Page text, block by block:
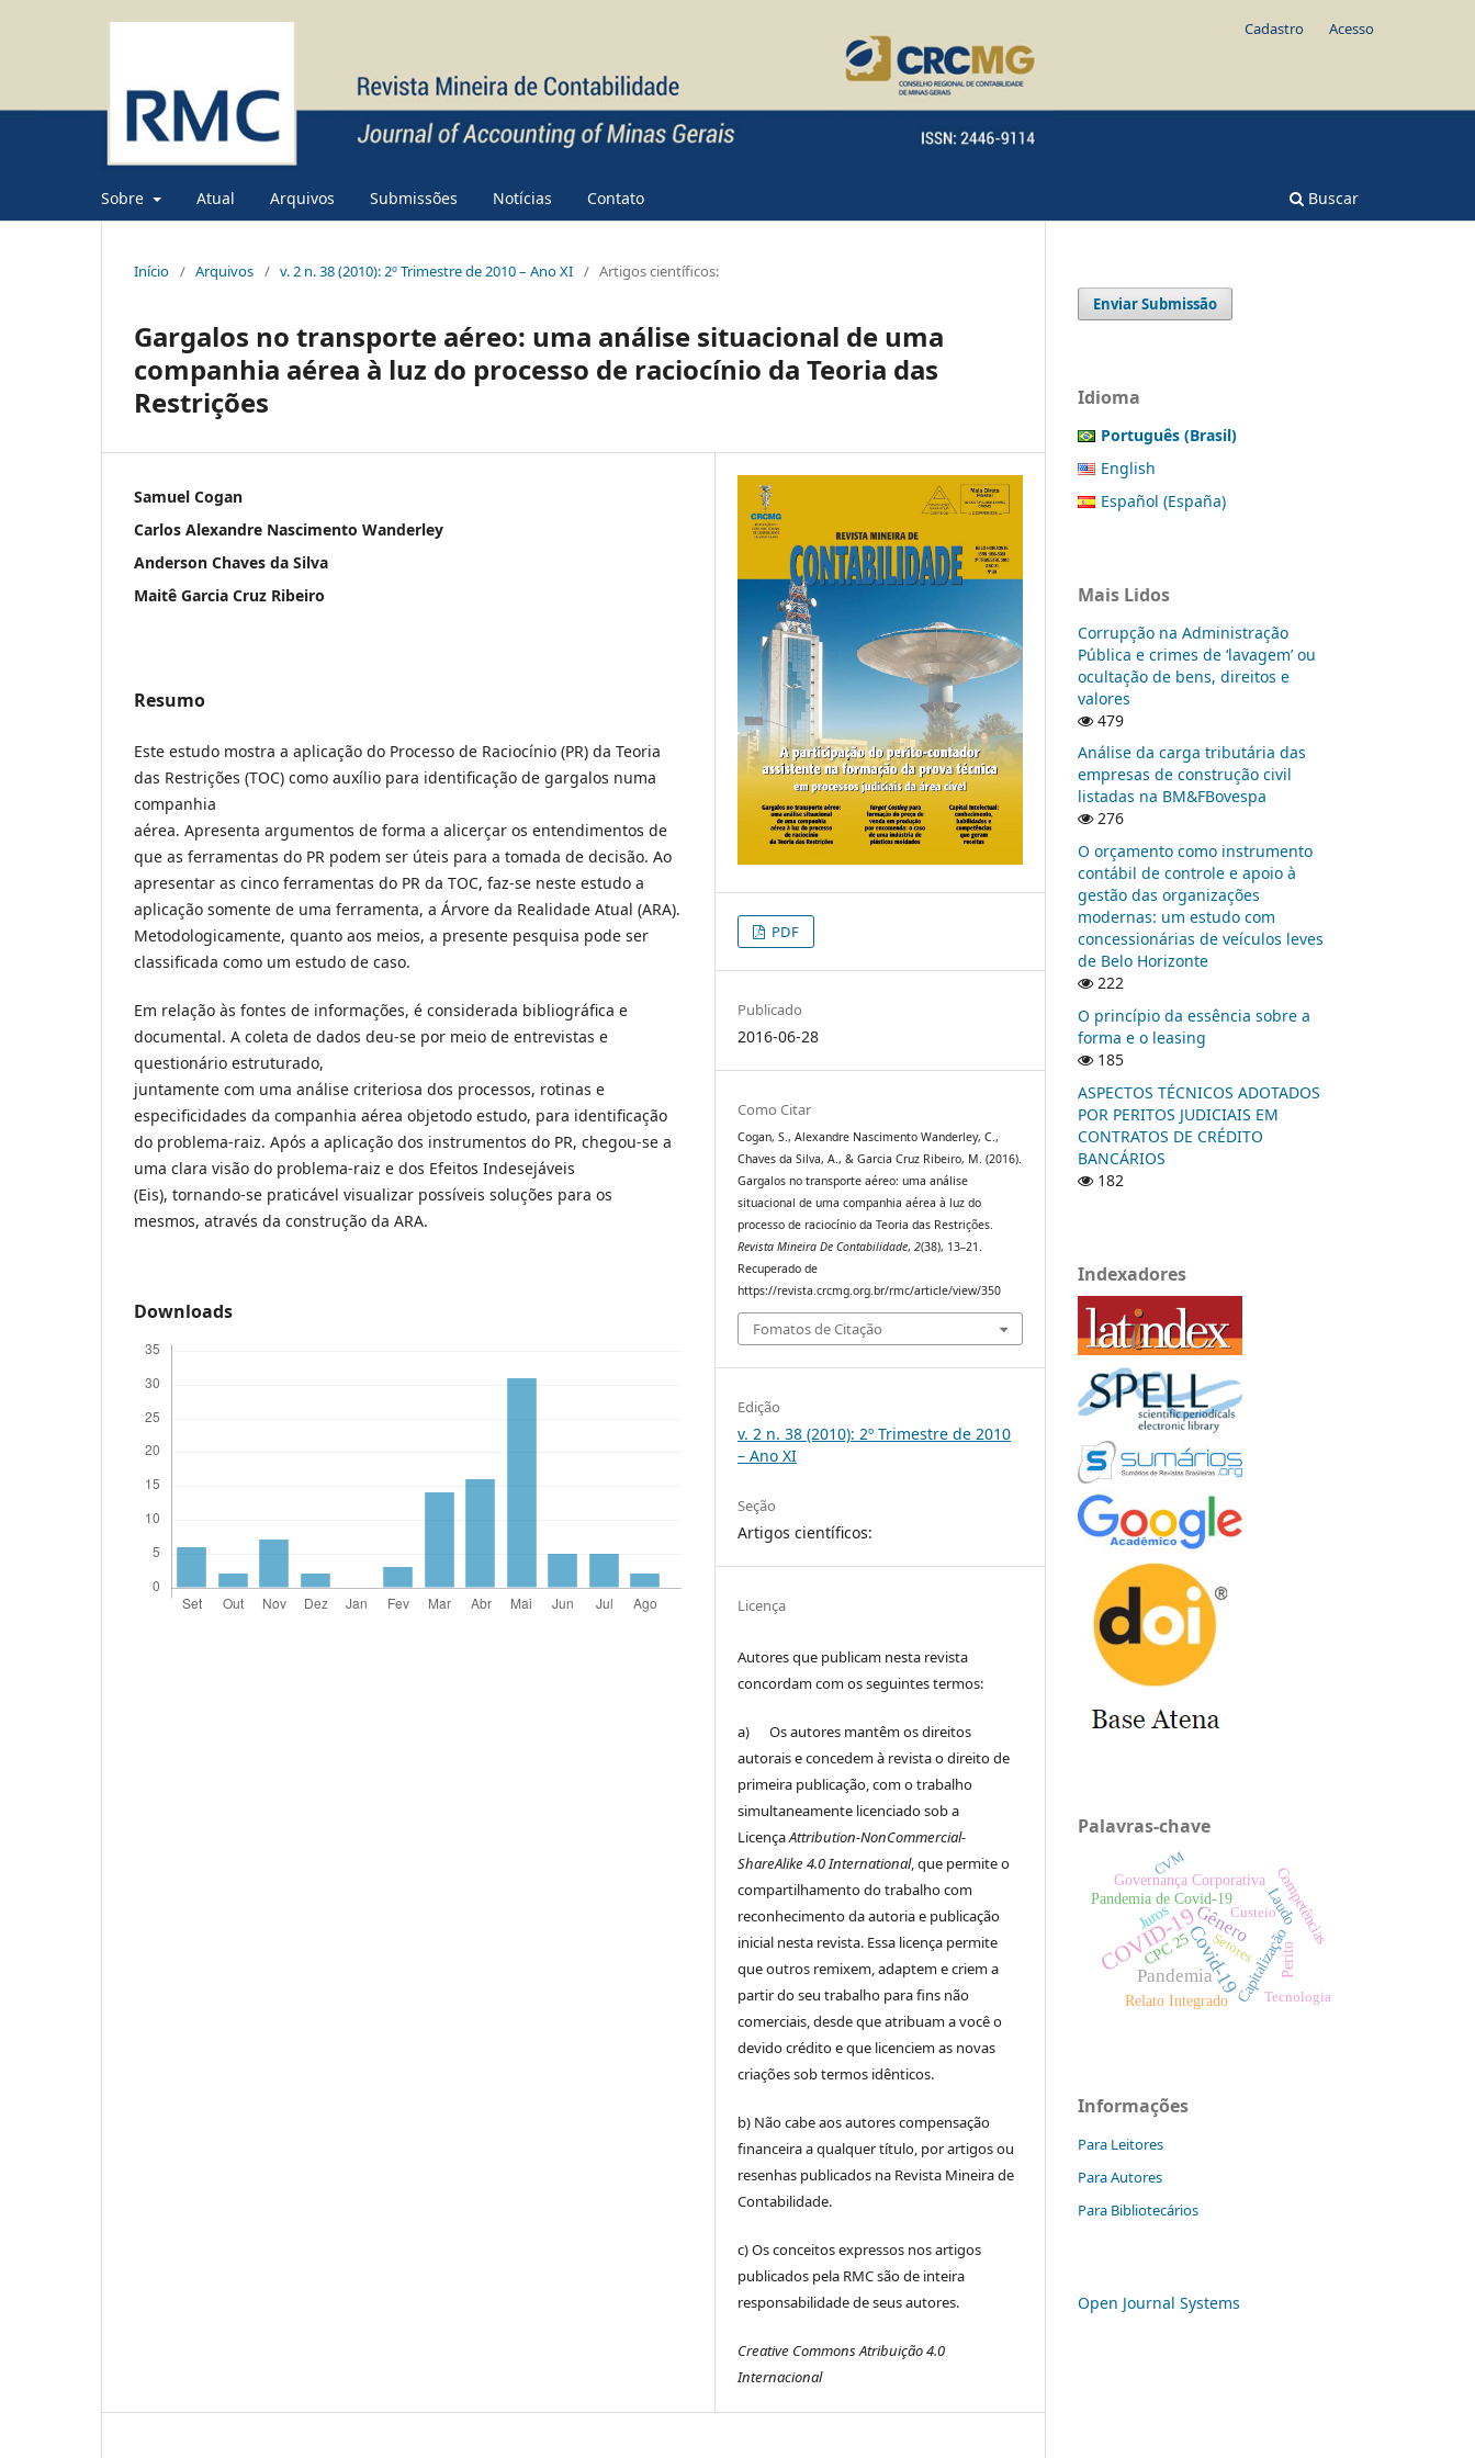
Sobre Atual Arquivos Submissões Notícias Contato Buscar
Cadastro Acesso
Início / Arquivos / v. 2 n. 38 (2010): 2º Trimestre de 2010 – Ano XI / Artigos científicos:
Gargalos no transporte aéreo: uma análise situacional de uma
companhia aérea à luz do processo de raciocínio da Teoria das
Restrições
Samuel Cogan
Carlos Alexandre Nascimento Wanderley
Anderson Chaves da Silva
Maitê Garcia Cruz Ribeiro
Resumo
Este estudo mostra a aplicação do Processo de Raciocínio (PR) da Teoria
das Restrições (TOC) como auxílio para identificação de gargalos numa
companhia
aérea. Apresenta argumentos de forma a alicerçar os entendimentos de
que as ferramentas do PR podem ser úteis para a tomada de decisão. Ao
apresentar as cinco ferramentas do PR da TOC, faz-se neste estudo a
aplicação somente de uma ferramenta, a Árvore da Realidade Atual (ARA).
Metodologicamente, quanto aos meios, a presente pesquisa pode ser
classificada como um estudo de caso.
Em relação às fontes de informações, é considerada bibliográfica e
documental. A coleta de dados deu-se por meio de entrevistas e
questionário estruturado,
juntamente com uma análise criteriosa dos processos, rotinas e
especificidades da companhia aérea objetodo estudo, para identificação
do problema-raiz. Após a aplicação dos instrumentos do PR, chegou-se a
uma clara visão do problema-raiz e dos Efeitos Indesejáveis
(Eis), tornando-se praticável visualizar possíveis soluções para os
mesmos, através da construção da ARA.
Downloads
PDF
Publicado
2016-06-28
Como Citar
Cogan, S., Alexandre Nascimento Wanderley, C.,
Chaves da Silva, A., & Garcia Cruz Ribeiro, M. (2016).
Gargalos no transporte aéreo: uma análise
situacional de uma companhia aérea à luz do
processo de raciocínio da Teoria das Restrições.
Revista Mineira De Contabilidade,2(38), 13–21.
Recuperado de
https://revista.crcmg.org.br/rmc/article/view/350
Fomatos de Citação
Edição
v. 2 n. 38 (2010): 2º Trimestre de 2010
– Ano XI
Seção
Artigos científicos:
Licença
Autores que publicam nesta revista
concordam com os seguintes termos:
a) Os autores mantêm os direitos
autorais e concedem à revista o direito de
primeira publicação, com o trabalho
simultaneamente licenciado sob a
LicençaAttribution-NonCommercial-
ShareAlike 4.0 International, que permite o
compartilhamento do trabalho com
reconhecimento da autoria e publicação
inicial nesta revista. Essa licença permite
que outros remixem, adaptem e criem a
partir do seu trabalho para fins não
comerciais, desde que atribuam a você o
devido crédito e que licenciem as novas
criações sob termos idênticos.
b) Não cabe aos autores compensação
financeira a qualquer título, por artigos ou
resenhas publicados na Revista Mineira de
Contabilidade.
c) Os conceitos expressos nos artigos
publicados pela RMC são de inteira
responsabilidade de seus autores.
Creative Commons Atribuição 4.0
Internacional
Enviar Submissão
Idioma
Português (Brasil)
English
Español (España)
Mais Lidos
Corrupção na Administração
Pública e crimes de ‘lavagem’ ou
ocultação de bens, direitos e
valores
479
Análise da carga tributária das
empresas de construção civil
listadas na BM&FBovespa
276
O orçamento como instrumento
contábil de controle e apoio à
gestão das organizações
modernas: um estudo com
concessionárias de veículos leves
de Belo Horizonte
222
O princípio da essência sobre a
forma e o leasing
185
ASPECTOS TÉCNICOS ADOTADOS
POR PERITOS JUDICIAIS EM
CONTRATOS DE CRÉDITO
BANCÁRIOS
182
Indexadores
Palavras-chave
COVID-19Covid-19
Gênero
Pandemia
Pandemia de Covid-19
Capitalização
Juros Laudo
Perito
Competências
Relato Integrado
CPC 25
Governança Corporativa
Custeio
Tecnologia
Setores
CVM
Informações
Para Leitores
Para Autores
Para Bibliotecários
Open Journal Systems